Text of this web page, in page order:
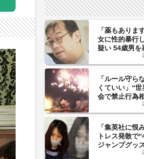
「薬もありま
女に性的暴行
疑い 54歳男を
「ルール守ら
くていい」“
会で禁止行為
「集英社に恨
トレス発散で
ジャンプグッ